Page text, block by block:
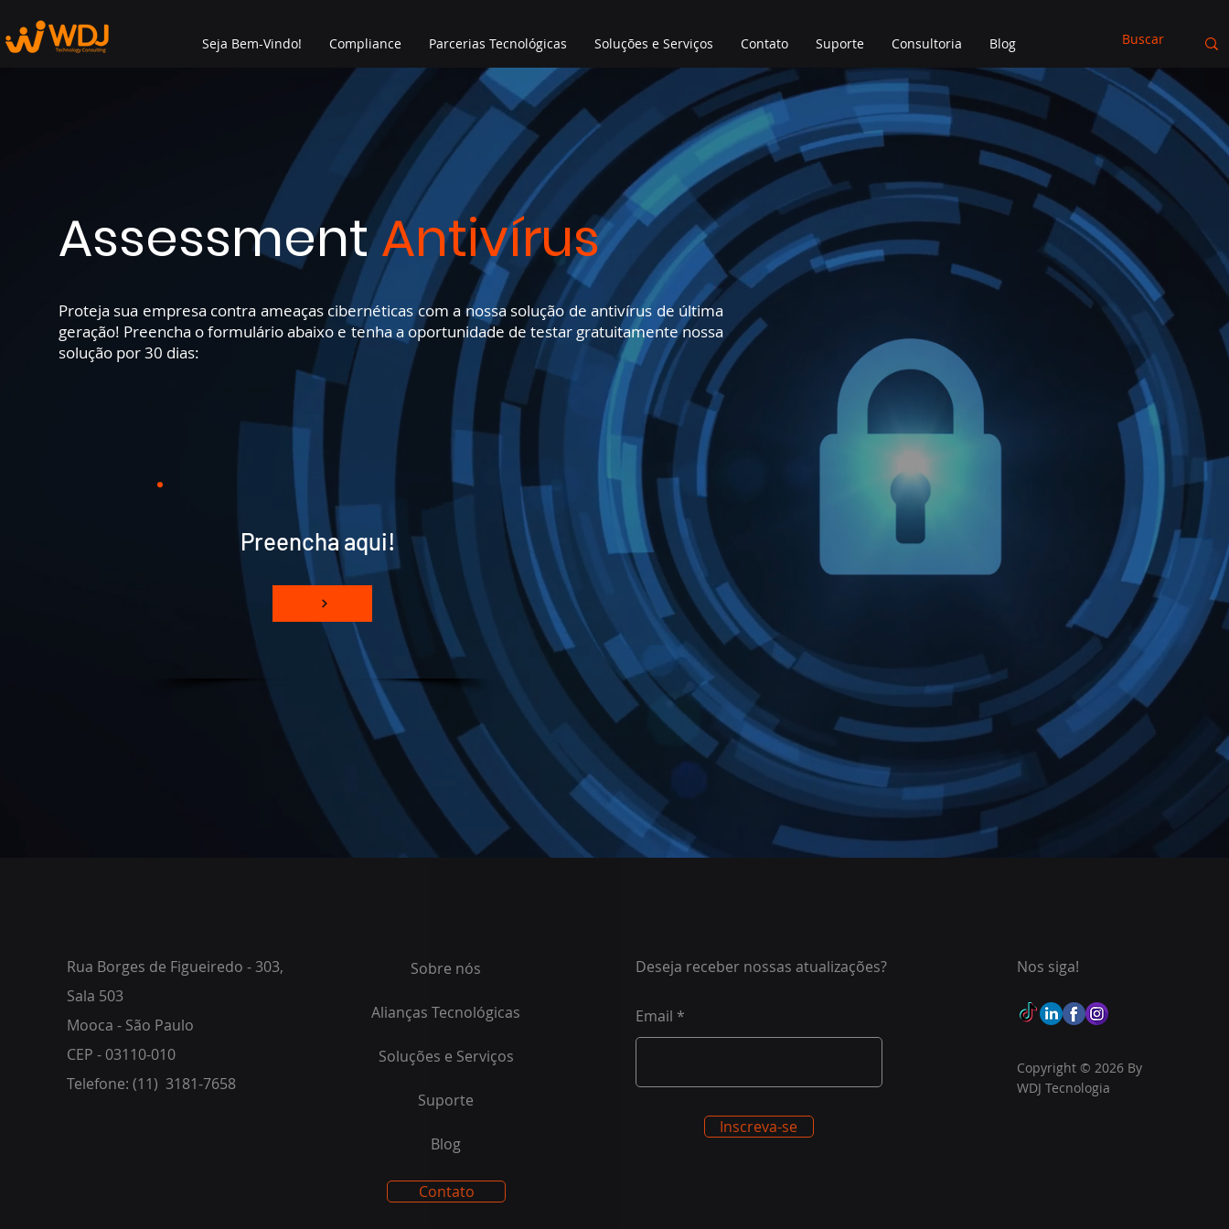
Seja Bem-Vindo! Compliance Parcerias Tecnológicas Soluções e Serviços Contato Suporte Consultoria Blog
AssessmentAntivírus
Proteja sua empresa contra ameaças cibernéticas com a nossa solução de antivírus de última
geração! Preencha o formulário abaixo e tenha a oportunidade de testar gratuitamente nossa
solução por 30 dias:
Preencha aqui!
Rua Borges de Figueiredo - 303,
Sala 503
Mooca - São Paulo
CEP - 03110-010
Telefone: (11) 3181-7658
Sobre nós
Alianças Tecnológicas
Soluções e Serviços
Suporte
Blog
Contato
Deseja receber nossas atualizações?
Email
Inscreva-se
Nos siga!
Copyright © 2026 By
WDJ Tecnologia